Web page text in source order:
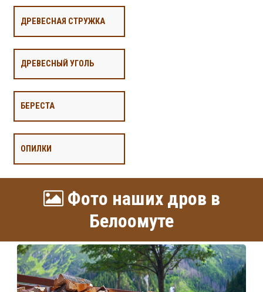
ДРЕВЕСНАЯ СТРУЖКА
ДРЕВЕСНЫЙ УГОЛЬ
БЕРЕСТА
ОПИЛКИ
Фото наших дров в
Белоомуте